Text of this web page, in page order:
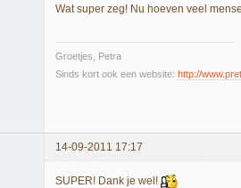
Wat super zeg! Nu hoeven veel
Groetjes, Petra
Sinds kort ook een website: http://
14-09-2011 17:17
SUPER! Dank je wel!